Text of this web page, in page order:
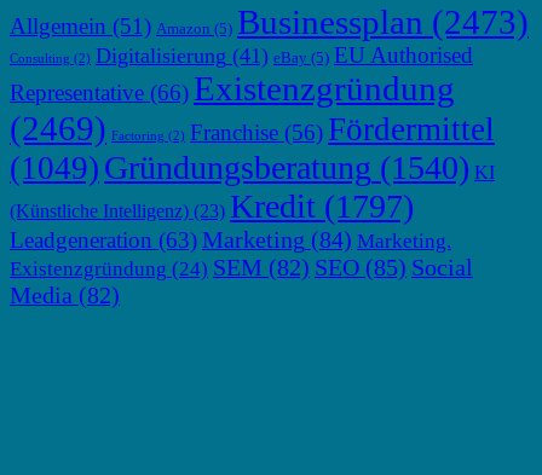
Allgemein (51) Amazon (5) Businessplan (2473)
Consulting (2) Digitalisierung (41) eBay (5) EU Authorised
Representative (66) Existenzgründung
(2469) Factoring (2) Franchise (56) Fördermittel
(1049) Gründungsberatung (1540) KI
(Künstliche Intelligenz) (23) Kredit (1797)
Leadgeneration (63)Marketing (84) Marketing.
Existenzgründung (24) SEM (82) SEO (85) Social
Media (82)